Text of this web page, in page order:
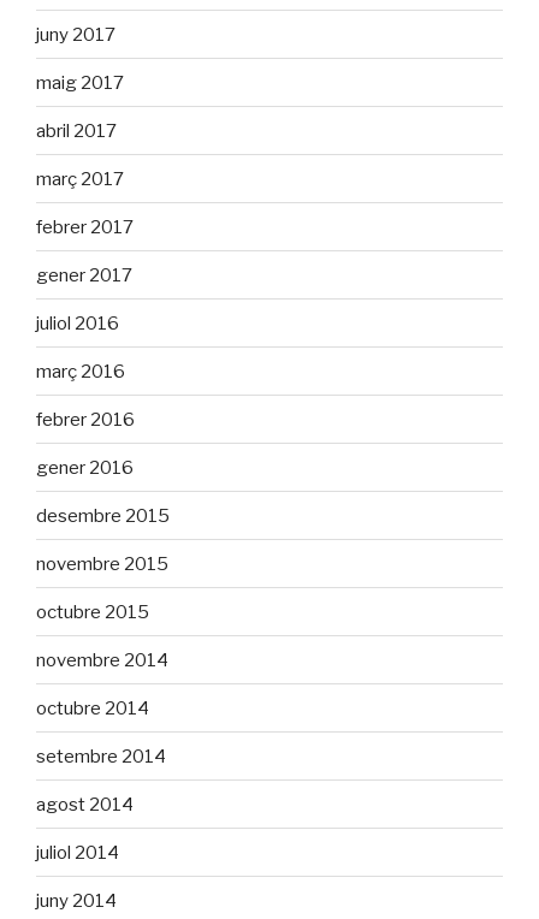
juny 2017
maig 2017
abril 2017
març 2017
febrer 2017
gener 2017
juliol 2016
març 2016
febrer 2016
gener 2016
desembre 2015
novembre 2015
octubre 2015
novembre 2014
octubre 2014
setembre 2014
agost 2014
juliol 2014
juny 2014